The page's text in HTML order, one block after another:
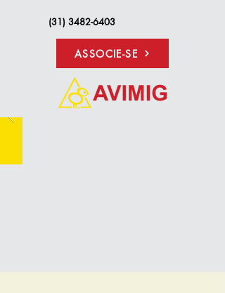
(31) 3482-6403
ASSOCIE-SE